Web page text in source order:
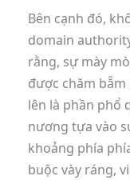
Bên cạnh đó,
domain
rằng, sự mày
được chăm
lên là phần phổ
nương tựa vào
khoảng phía
buộc vày ráng,